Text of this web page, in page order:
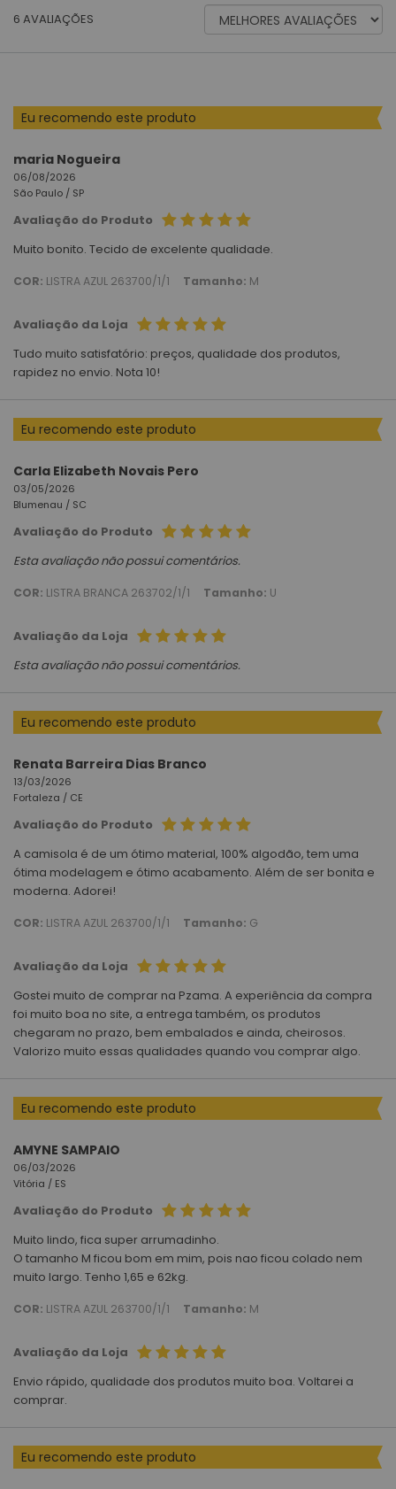
6 AVALIAÇÕES
ORDENAR
AVALIAÇÕES
Eu recomendo este produto
maria Nogueira
06/08/2026
São Paulo / SP
Avaliação do Produto
Muito bonito. Tecido de excelente qualidade.
COR: LISTRA AZUL 263700/1/1 Tamanho: M
Avaliação da Loja
Tudo muito satisfatório: preços, qualidade dos produtos,
rapidez no envio. Nota 10!
Eu recomendo este produto
Carla Elizabeth Novais Pero
03/05/2026
Blumenau / SC
Avaliação do Produto
Esta avaliação não possui comentários.
COR: LISTRA BRANCA 263702/1/1 Tamanho: U
Avaliação da Loja
Esta avaliação não possui comentários.
Eu recomendo este produto
Renata Barreira Dias Branco
13/03/2026
Fortaleza / CE
Avaliação do Produto
A camisola é de um ótimo material, 100% algodão, tem uma
ótima modelagem e ótimo acabamento. Além de ser bonita e
moderna. Adorei!
COR: LISTRA AZUL 263700/1/1 Tamanho: G
Avaliação da Loja
Gostei muito de comprar na Pzama. A experiência da compra
foi muito boa no site, a entrega também, os produtos
chegaram no prazo, bem embalados e ainda, cheirosos.
Valorizo muito essas qualidades quando vou comprar algo.
Eu recomendo este produto
AMYNE SAMPAIO
06/03/2026
Vitória / ES
Avaliação do Produto
Muito lindo, fica super arrumadinho.
O tamanho M ficou bom em mim, pois nao ficou colado nem
muito largo. Tenho 1,65 e 62kg.
COR: LISTRA AZUL 263700/1/1 Tamanho: M
Avaliação da Loja
Envio rápido, qualidade dos produtos muito boa. Voltarei a
comprar.
Eu recomendo este produto